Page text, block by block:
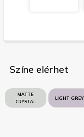
Színe elérhet
MATTE
CRYSTAL
LIGHT GREY